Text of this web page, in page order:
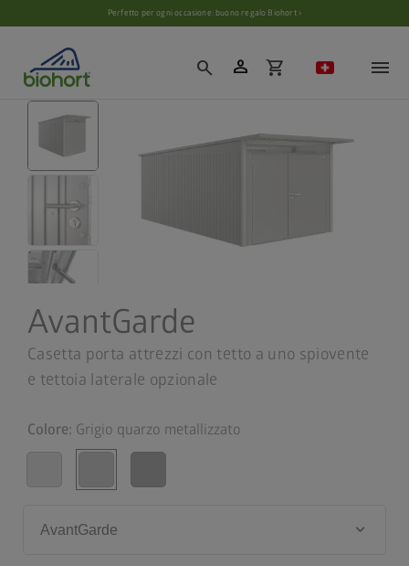
Impostazioni cookiePerfetto per ogni occasione: buono regalo Biohort ›
search person shopping_cart
AvantGarde
Casetta porta attrezzi con tetto a uno spiovente
e tettoia laterale opzionale
Colore: Grigio quarzo metallizzato
AvantGarde keyboard_arrow_down